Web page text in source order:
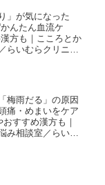
」が気になった
んたん血流ケ
方も｜こころとか
らいむらクリニッ
梅雨だる」の原因
痛・めまいをケア
すすめ漢方も｜
み相談室／らいむ